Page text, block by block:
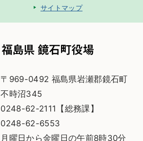
サイトマップ
〒969-0492 福島県岩瀬郡鏡石町
不時沼345
0248-62-2111【総務課】
0248-62-6553
月曜日から金曜日の午前8時30分